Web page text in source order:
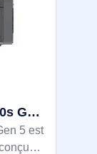
LENOVO ThinkCentre neo 30s Gen 5 Intel Core i5-13420H 8Go 256Go SSD M.2 2280 PCIe Intel UHD Graphics - 13DH002BFR
5 est